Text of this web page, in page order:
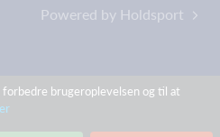
Powered by Holdsport
brugeroplevelsen og til at